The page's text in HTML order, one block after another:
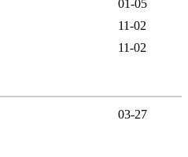
01-05
11-02
11-02
03-27